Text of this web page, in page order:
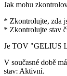
Jak mohu
* Zkontrolujte, zda
* Zkontrolujte stav
Je TOV "GELIUS
V současné době
stav: Aktivní.